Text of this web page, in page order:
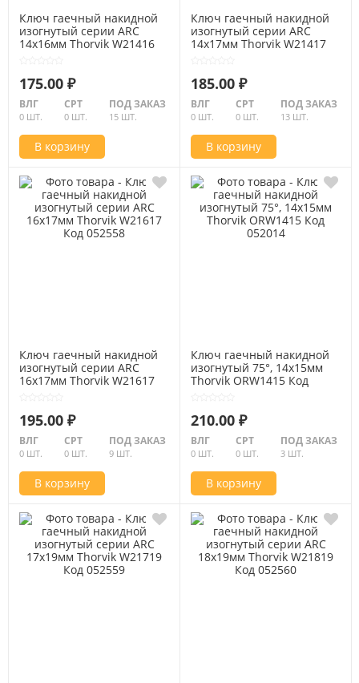
Ключ гаечный накидной
изогнутый серии ARC
14х16мм Thorvik W21416
175.00 ₽
ВЛГ
0 ШТ.
СРТ
0 ШТ.
ПОД ЗАКАЗ
15 ШТ.
В корзину
Ключ гаечный накидной
изогнутый серии ARC
14х17мм Thorvik W21417
185.00 ₽
ВЛГ
0 ШТ.
СРТ
0 ШТ.
ПОД ЗАКАЗ
13 ШТ.
В корзину
Ключ гаечный накидной
изогнутый серии ARC
16х17мм Thorvik W21617
195.00 ₽
ВЛГ
0 ШТ.
СРТ
0 ШТ.
ПОД ЗАКАЗ
9 ШТ.
В корзину
Ключ гаечный накидной
изогнутый 75°, 14x15мм
Thorvik ORW1415 Код
210.00 ₽
ВЛГ
0 ШТ.
СРТ
0 ШТ.
ПОД ЗАКАЗ
3 ШТ.
В корзину